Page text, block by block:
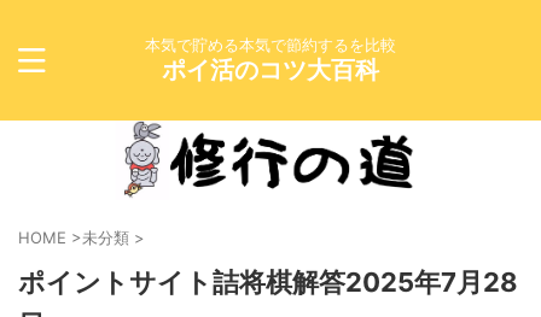
本気で貯める本気で節約するを比較
ポイ活のコツ大百科
HOME >未分類 >
ポイントサイト詰将棋解答2025年7月28